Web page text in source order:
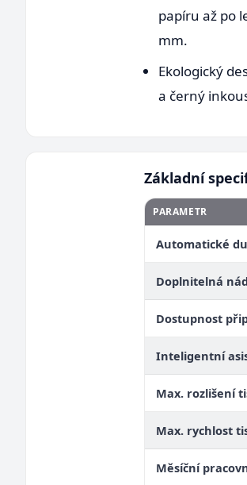
papíru až po
mm.
Ekologický
a černý
Základní
PARAMETR
Automatické
Doplnitelná
Dostupnost
Inteligentní
Max. rozlišení
Max. rychlost
Měsíční